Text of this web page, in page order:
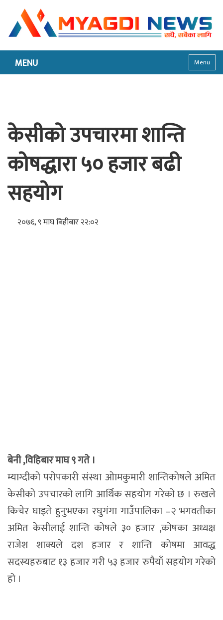
MENU Menu
केसीको उपचारमा शान्ति
कोषद्धारा ५० हजार बढी
सहयोग
२०७६, ९ माघ बिहीबार २२:०२
बेनी ,विहिबार माघ ९ गते ।
म्याग्दीको परोपकारी संस्था ओामकुमारी शान्तिकोषले अमित
केसीको उपचारको लागि आर्थिक सहयोग गरेको छ । रुखले
किचेर घाइते हुनुभएका रघुगंगा गाउँपालिका –२ भगवतीका
अमित केसीलाई शान्ति कोषले ३० हजार ,कोषका अध्यक्ष
राजेश शाक्यले दश हजार र शान्ति कोषमा आवद्ध
सदस्यहरुबाट १३ हजार गरी ५३ हजार रुपैयाँ सहयोग गरेको
हो ।